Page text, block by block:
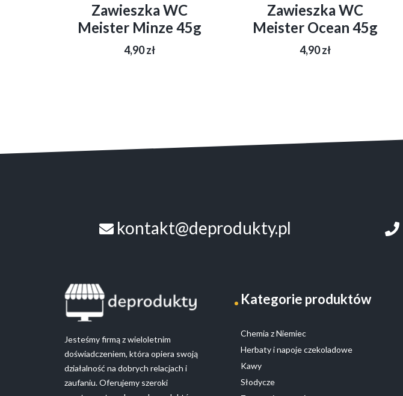
Zawieszka WC
Meister Minze 45g
4,90zł
Zawieszka WC
Meister Ocean 45g
4,90zł
kontakt@deprodukty.pl
Jesteśmy firmą z wieloletnim
doświadczeniem, która opiera swoją
działalność na dobrych relacjach i
zaufaniu. Oferujemy szeroki
Kategorie produktów
Chemia z Niemiec
Herbaty i napoje czekoladowe
Kawy
Słodycze